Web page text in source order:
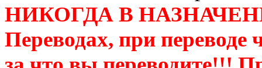
НИКОГДА В
Переводах, при переводе